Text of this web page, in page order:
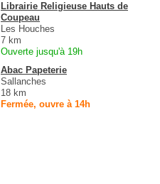
Librairie Religieuse Hauts de
Coupeau
Les Houches
7 km
Ouverte jusqu'à 19h
Abac Papeterie
Sallanches
18 km
Fermée, ouvre à 14h